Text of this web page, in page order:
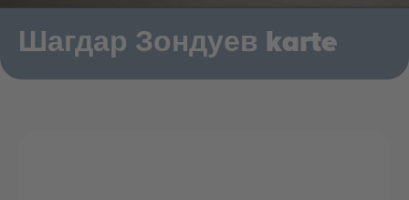
Шагдар Зондуев karte